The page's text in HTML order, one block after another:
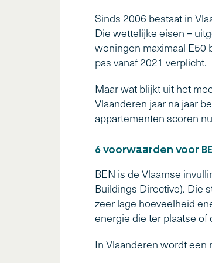
Sinds 2006 bestaat in
Die wettelijke eisen –
woningen maximaal E50
pas vanaf 2021 verplicht.
Maar wat blijkt uit het
Vlaanderen jaar na jaar
appartementen scoren
6 voorwaarden voor
BEN is de Vlaamse
Buildings Directive). Die
zeer lage hoeveelheid
energie die ter plaatse
In Vlaanderen wordt een